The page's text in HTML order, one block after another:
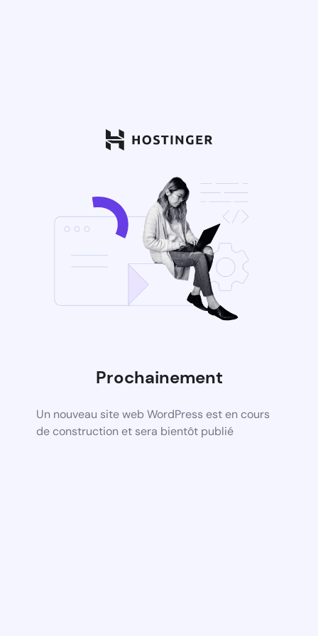
Prochainement
Un nouveau site web WordPress est en cours
de construction et sera bientôt publié